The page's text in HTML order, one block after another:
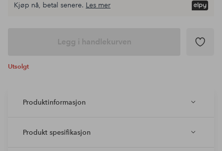
Kjøp nå, betal senere. Les mer
Legg i handlekurven
Utsolgt
Produktinformasjon
Produkt spesifikasjon